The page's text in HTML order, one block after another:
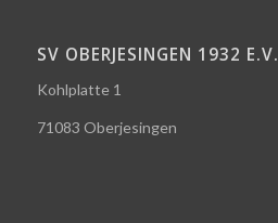
SV OBERJESINGEN 1932 E.V.
Kohlplatte 1
71083 Oberjesingen